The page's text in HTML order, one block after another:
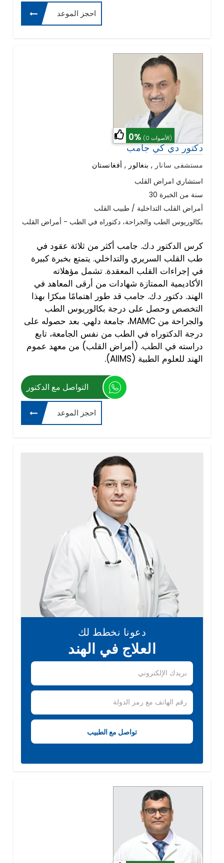
احجز الموعد
0% (0 الأصوات)
دكتور دي كي جامب
مستشفى سانار , بنغالور , أفغانستان
استشاري امراض القلب
30 سنة من الخبرة
أمراض القلب التداخلية / طبيب القلب
بكالوريوس الطب والجراحة، دكتوراه في الطب - أمراض القلب
كرس الدكتور د.ك. جامب أكثر من ثلاثة عقود في
طب القلب السريري والتداخلي. يتمتع بخبرة كبيرة
في إجراءات القلب المعقدة. تشمل مؤهلاته
الأكاديمية الممتازة شهادات من أرقى المعاهد في
الهند. دكتور د.ك. جامب قد طور اهتمامًا مبكرًا بهذا
التخصص وحصل على درجة بكالوريوس الطب
والجراحة من MAMC، جامعة دلهي. بعد حصوله على
درجة الدكتوراه في الطب من نفس الجامعة، تابع
دراسته في الطب. (أمراض القلب) من معهد عموم
الهند للعلوم الطبية (AIIMS).
التواصل مع الدكتور
احجز الموعد
دعونا نخطط لك
العلاج في الهند